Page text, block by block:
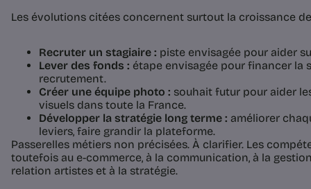
Les évolutions citées concernent surtout la croissance de
Recruter un stagiaire : piste envisagée pour aider
Lever des fonds : étape envisagée pour financer la
recrutement.
Créer une équipe photo : souhait futur pour aider
visuels dans toute la France.
Développer la stratégie long terme : améliorer
leviers, faire grandir la plateforme.
Passerelles métiers non précisées. À clarifier. Les
toutefois au e-commerce, à la communication, à la
relation artistes et à la stratégie.